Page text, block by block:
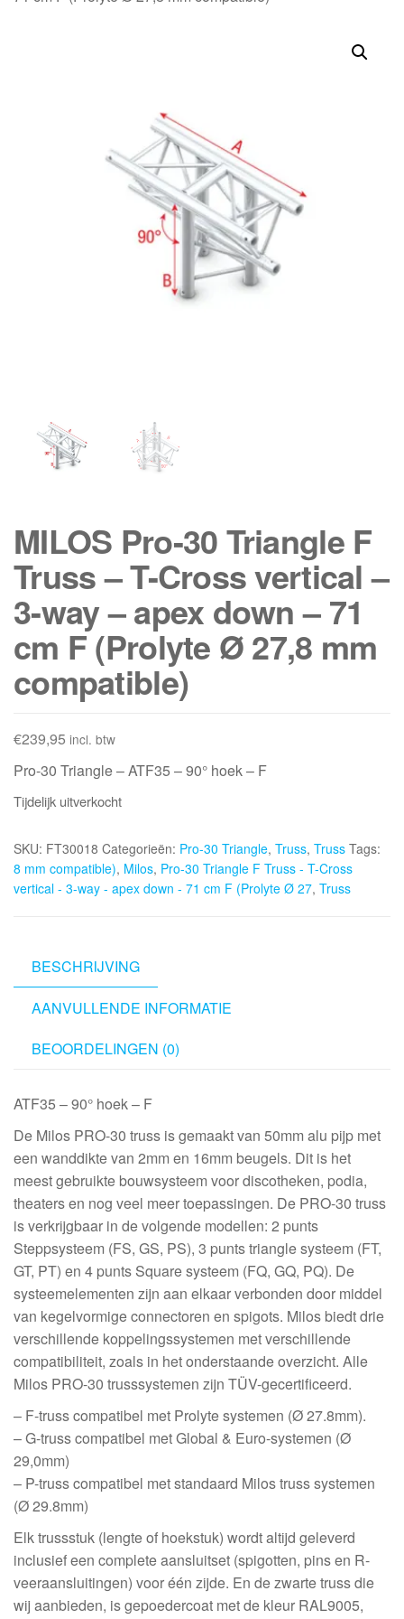
MILOS Pro-30 Triangle F
Truss – T-Cross vertical –
3-way – apex down – 71
cm F (Prolyte Ø 27,8 mm
compatible)
€239,95 incl. btw
Pro-30 Triangle – ATF35 – 90° hoek – F
Tijdelijk uitverkocht
SKU: FT30018 Categorieën: Pro-30 Triangle, Truss, Truss Tags:
8 mm compatible), Milos, Pro-30 Triangle F Truss - T-Cross
vertical - 3-way - apex down - 71 cm F (Prolyte Ø 27, Truss
BESCHRIJVING
AANVULLENDE INFORMATIE
BEOORDELINGEN (0)
ATF35 – 90° hoek – F
De Milos PRO-30 truss is gemaakt van 50mm alu pijp met
een wanddikte van 2mm en 16mm beugels. Dit is het
meest gebruikte bouwsysteem voor discotheken, podia,
theaters en nog veel meer toepassingen. De PRO-30 truss
is verkrijgbaar in de volgende modellen: 2 punts
Steppsysteem (FS, GS, PS), 3 punts triangle systeem (FT,
GT, PT) en 4 punts Square systeem (FQ, GQ, PQ). De
systeemelementen zijn aan elkaar verbonden door middel
van kegelvormige connectoren en spigots. Milos biedt drie
verschillende koppelingssystemen met verschillende
compatibiliteit, zoals in het onderstaande overzicht. Alle
Milos PRO-30 trusssystemen zijn TÜV-gecertificeerd.
– F-truss compatibel met Prolyte systemen (Ø 27.8mm).
– G-truss compatibel met Global & Euro-systemen (Ø
29,0mm)
– P-truss compatibel met standaard Milos truss systemen
(Ø 29.8mm)
Elk trussstuk (lengte of hoekstuk) wordt altijd geleverd
inclusief een complete aansluitset (spigotten, pins en R-
veeraansluitingen) voor één zijde. En de zwarte truss die
wij aanbieden, is gepoedercoat met de kleur RAL9005,